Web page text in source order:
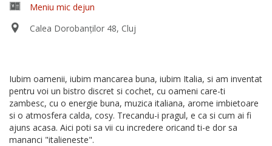
Meniu mic dejun
Calea Dorobanților 48, Cluj
Iubim oamenii, iubim mancarea buna, iubim Italia, si am inventat
pentru voi un bistro discret si cochet, cu oameni care-ti
zambesc, cu o energie buna, muzica italiana, arome imbietoare
si o atmosfera calda, cosy. Trecandu-i pragul, e ca si cum ai fi
ajuns acasa. Aici poti sa vii cu incredere oricand ti-e dor sa
mananci "italieneste".